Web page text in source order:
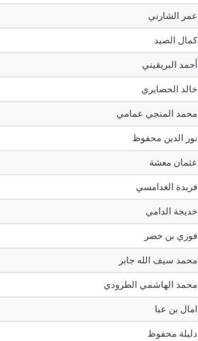
عمر الشارني
كمال الصيد
أحمد البريقيني
خالد الحصايري
محمد المنجي عمامي
نور الدين محفوظ
عثمان معشة
فريدة الغدامسي
خديجة الدامي
فوزي بن خضر
محمد سيف الله جابر
محمد الهاشمي الطرودي
امال بن عبا
دليلة محفوظ